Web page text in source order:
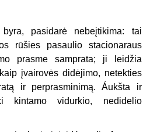
pasidarė nebeįtikima: tai
rūšies pasaulio stacionaraus
prasme samprata; ji leidžia
įvairovės didėjimo, netekties
ir perprasminimą. Áukšta ir
kintamo vidurkio, nedidelio